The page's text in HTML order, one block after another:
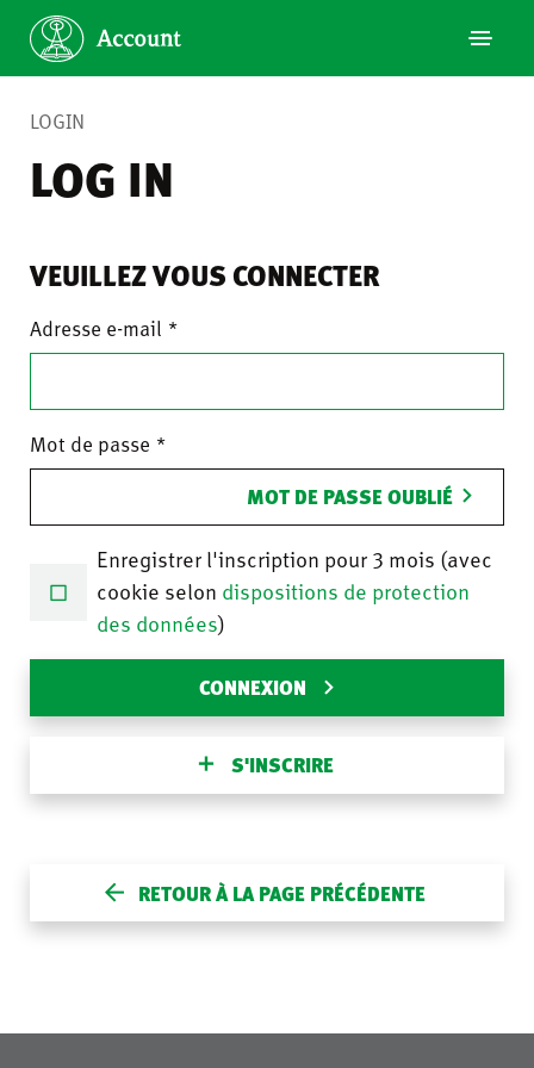
LOGIN
LOG IN
VEUILLEZ VOUS CONNECTER
Adresse e-mail
Mot de passe
MOT DE PASSE OUBLIÉ
Enregistrer l'inscription pour 3 mois (avec
cookie selon dispositions de protection
des données)
CONNEXION
S'INSCRIRE
RETOUR À LA PAGE PRÉCÉDENTE